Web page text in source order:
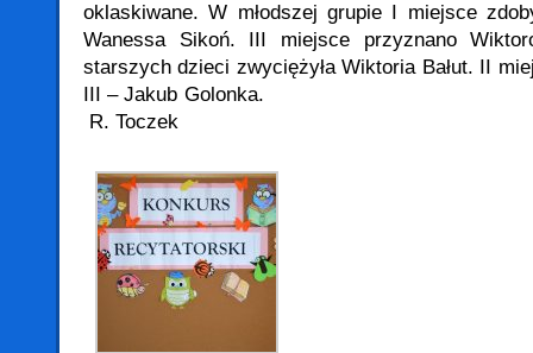
oklaskiwane. W młodszej grupie I miejsce
Wanessa Sikoń. III miejsce przyznano
starszych dzieci zwyciężyła Wiktoria Bałut. II
III – Jakub
R. Toczek